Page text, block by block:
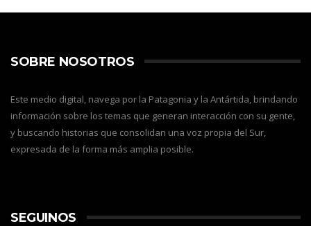
SOBRE NOSOTROS
Este medio digital, navega por la Patagonia y la Antártida, brindando
información sobre los temas que generan interacción con su gente,
y buscando historias que consolidan una voz propia del Sur,
expresada de la forma más amplia posible.
SEGUINOS